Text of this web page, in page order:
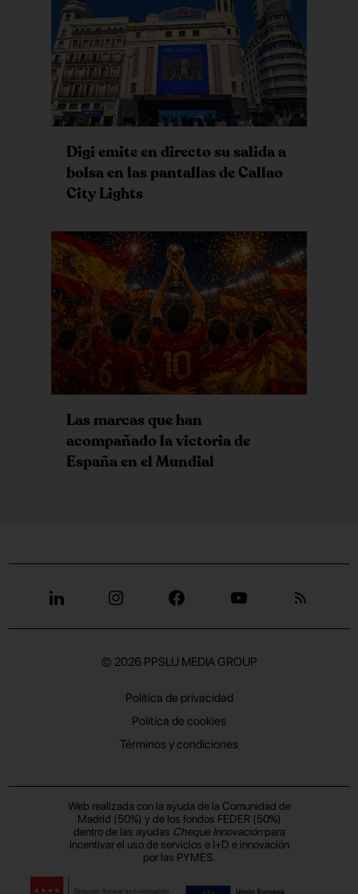
Digi emite en directo su salida a
bolsa en las pantallas de Callao
City Lights
Las marcas que han
acompañado la victoria de
España en el Mundial
© 2026 PPSLU MEDIA GROUP
Política de privacidad
Política de cookies
Términos y condiciones
Web realizada con la ayuda de la Comunidad de
Madrid (50%) y de los fondos FEDER (50%)
dentro de las ayudas Cheque Innovaciónpara
incentivar el uso de servicios e I+D e innovación
por las PYMES.